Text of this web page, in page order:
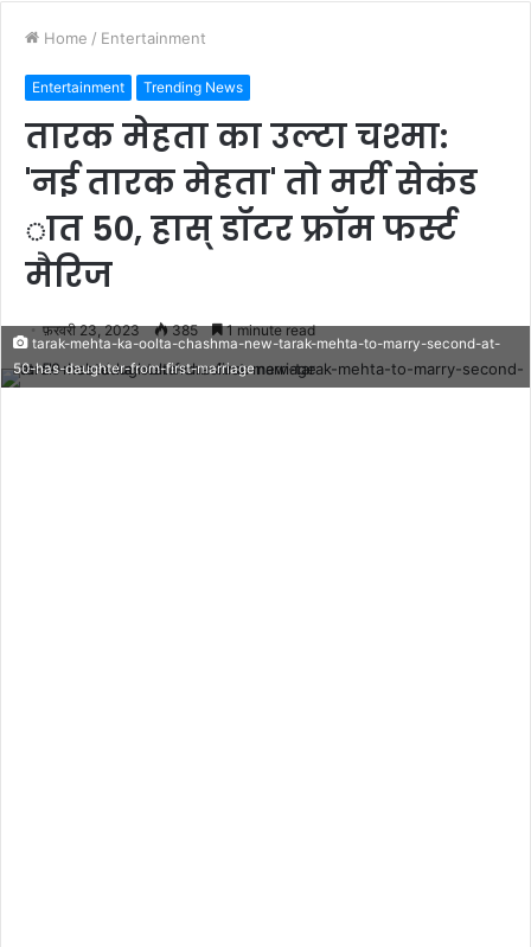
Home / Entertainment
Entertainment Trending News
तारक मेहता का उल्टा चश्मा:
'नई तारक मेहता' तो मर्री सेकंड
ात 50, हास् डॉटर फ्रॉम फर्स्ट
मैरिज
फ़रवरी 23, 2023 385 1 minute read
tarak-mehta-ka-oolta-chashma-new-tarak-mehta-to-marry-second-at-
50-has-daughter-from-first-marriage